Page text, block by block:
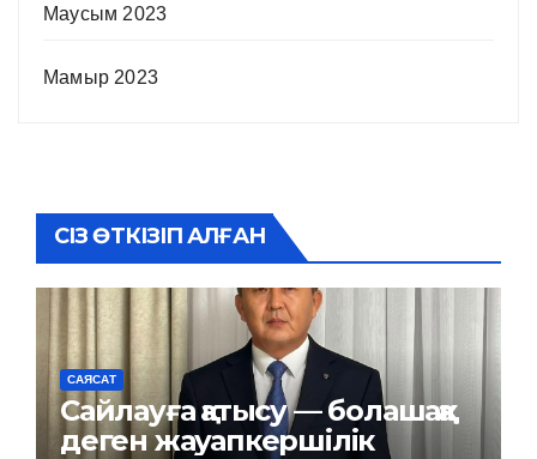
Маусым 2023
Мамыр 2023
СІЗ ӨТКІЗІП АЛҒАН
САЯСАТ
Сайлауға қатысу — болашаққа
деген жауапкершілік